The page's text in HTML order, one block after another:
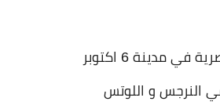
مدينة 6 اكتوبر
النرجس و اللوتس